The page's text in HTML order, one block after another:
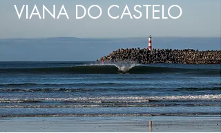
VIANA DO CASTELO